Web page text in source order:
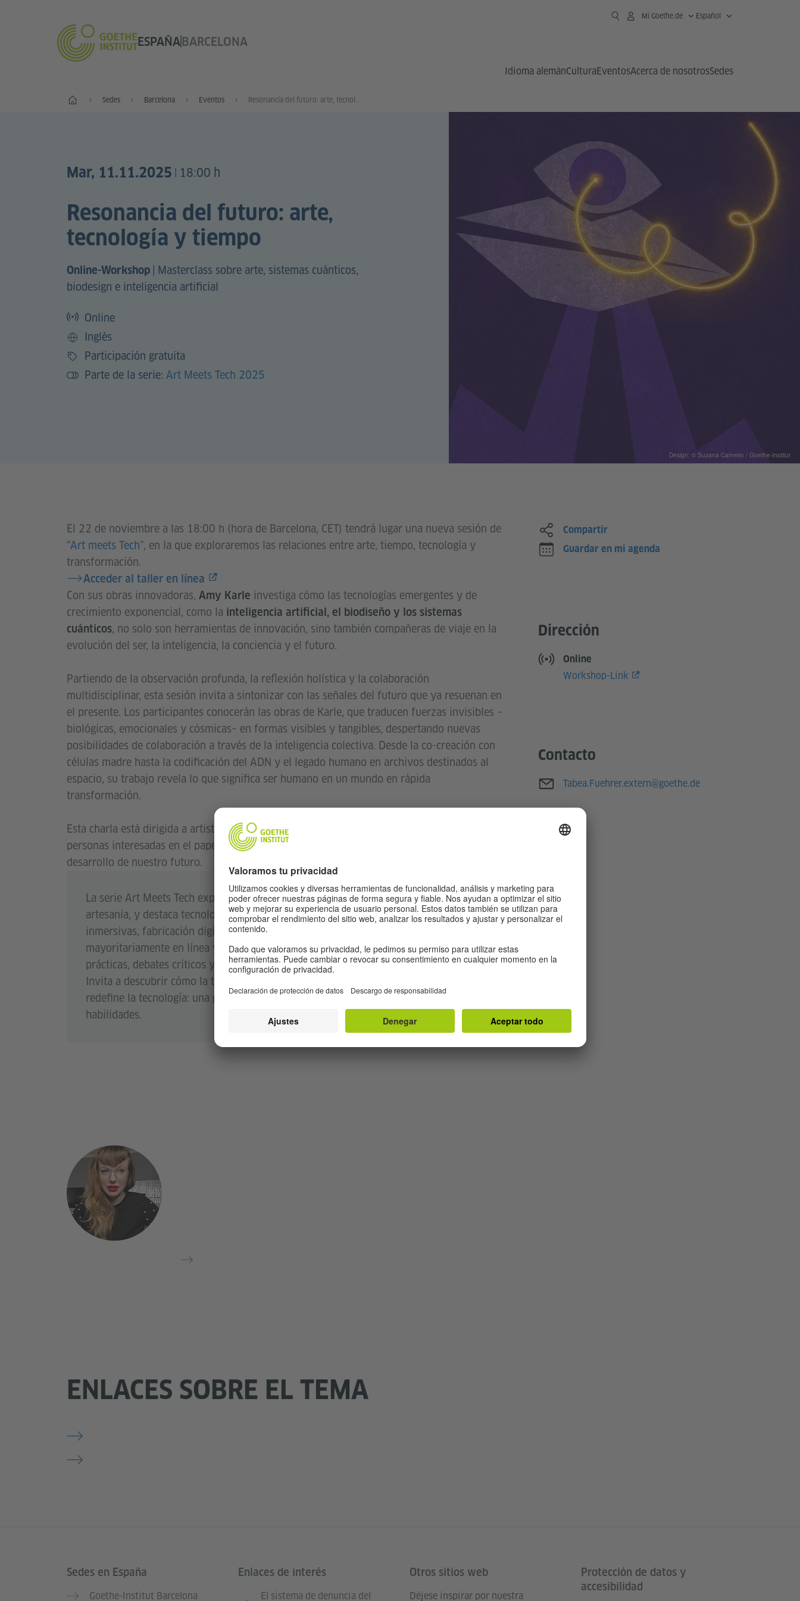
ESPAÑABARCELONA
Mi Goethe.de Español
Idioma alemánCulturaEventosAcerca de nosotrosSedes
Inicio Sedes Barcelona Eventos Resonancia del futuro: arte, tecnología y tiempo
Mar, 11.11.2025 18:00 h
Resonancia del futuro: arte,
tecnología y tiempo
Online-Workshop
Masterclass sobre arte, sistemas cuánticos,
biodesign e inteligencia artificial
Online
Idioma
Inglès
Precio
Participación gratuita
Parte de la serie: Art Meets Tech 2025
Design: © Suzana Carneiro / Goethe-Institut
El 22 de noviembre a las 18:00 h (hora de Barcelona, CET) tendrá lugar una nueva sesión de
“Art meets Tech”, en la que exploraremos las relaciones entre arte, tiempo, tecnología y
transformación.
Acceder al taller en línea
Con sus obras innovadoras, Amy Karle investiga cómo las tecnologías emergentes y de
crecimiento exponencial, como la inteligencia artificial, el biodiseño y los sistemas
cuánticos, no solo son herramientas de innovación, sino también compañeras de viaje en la
evolución del ser, la inteligencia, la conciencia y el futuro.
Partiendo de la observación profunda, la reflexión holística y la colaboración
multidisciplinar, esta sesión invita a sintonizar con las señales del futuro que ya resuenan en
el presente. Los participantes conocerán las obras de Karle, que traducen fuerzas invisibles –
biológicas, emocionales y cósmicas– en formas visibles y tangibles, despertando nuevas
posibilidades de colaboración a través de la inteligencia colectiva. Desde la co-creación con
células madre hasta la codificación del ADN y el legado humano en archivos destinados al
espacio, su trabajo revela lo que significa ser humano en un mundo en rápida
transformación.
Esta charla está dirigida a artistas, tecnólogos, pensadores culturales y todas aquellas
personas interesadas en el papel de la creatividad, el pensamiento crítico y la ética en el
desarrollo de nuestro futuro.
La serie Art Meets Tech explora las artes visuales, la música, la narrativa y la
artesanía, y destaca tecnologías como la inteligencia artificial, Web3, tecnologías
inmersivas, fabricación digital y programación creativa. A través de talleres
mayoritariamente en línea y formatos híbridos, el programa ofrece experiencias
prácticas, debates críticos y conexiones dentro de una comunidad europea diversa.
Invita a descubrir cómo la tecnología está reformulando el arte y cómo el arte
redefine la tecnología: una plataforma dinámica de intercambio de ideas y
habilidades.
ENLACES SOBRE EL TEMA
Compartir
Guardar en mi agenda
Dirección
Online
Workshop-Link
Contacto
Correo electrónico
Tabea.Fuehrer.extern@goethe.de
Service- und Informationsbereich
Sedes en España
Goethe-Institut Barcelona
Enlaces de interés
El sistema de denuncia del
Otros sitios web
Déjese inspirar por nuestra
Protección de datos y
accesibilidad